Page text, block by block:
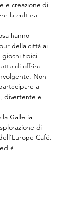
e creazione di
la cultura
hanno
della città ai
giochi tipici
di offrire
Non
a
divertente e
Galleria
di
Café.
è